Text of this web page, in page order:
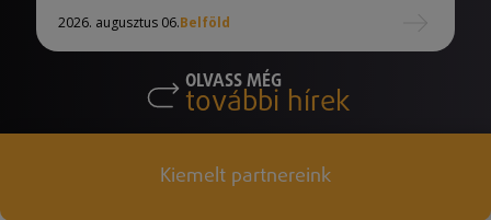
2026. augusztus 06.Belföld
OLVASS MÉG
további hírek
Kiemelt partnereink